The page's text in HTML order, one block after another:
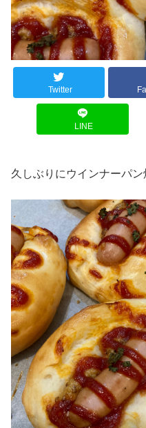
Twitter
LINE
久しぶりにウインナーパン